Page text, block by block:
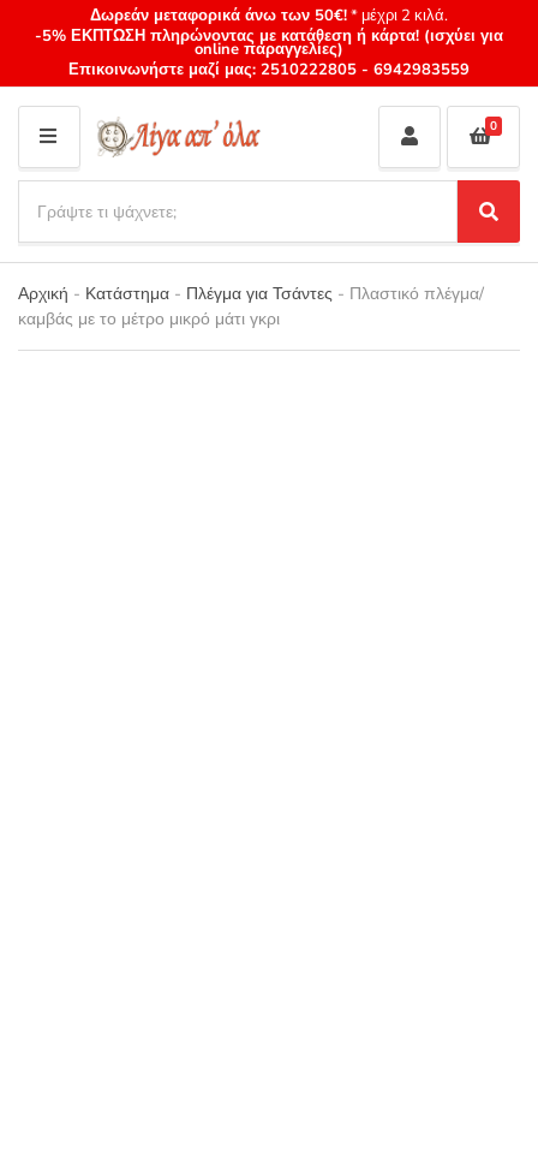
Δωρεάν μεταφορικά άνω των 50€!* μέχρι 2 κιλά.
-5% ΕΚΠΤΩΣΗ πληρώνοντας με κατάθεση ή κάρτα! (ισχύει για
online παραγγελίες)
Επικοινωνήστε μαζί μας: 2510222805 - 6942983559
M
E
N
U
Category
name
a
r
c
h
p
S
e
a
0
Αρχική - Κατάστημα - Πλέγμα για Τσάντες - Πλαστικό πλέγμα/
καμβάς με το μέτρο μικρό μάτι γκρι